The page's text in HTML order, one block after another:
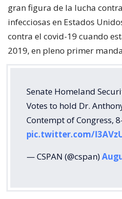
gran figura de la lucha
infecciosas en Estados
contra el covid-19 cuando
2019, en pleno primer
Senate Homeland
Votes to hold Dr.
Contempt of Congress,
pic.twitter.com/
— CSPAN (@cspan)